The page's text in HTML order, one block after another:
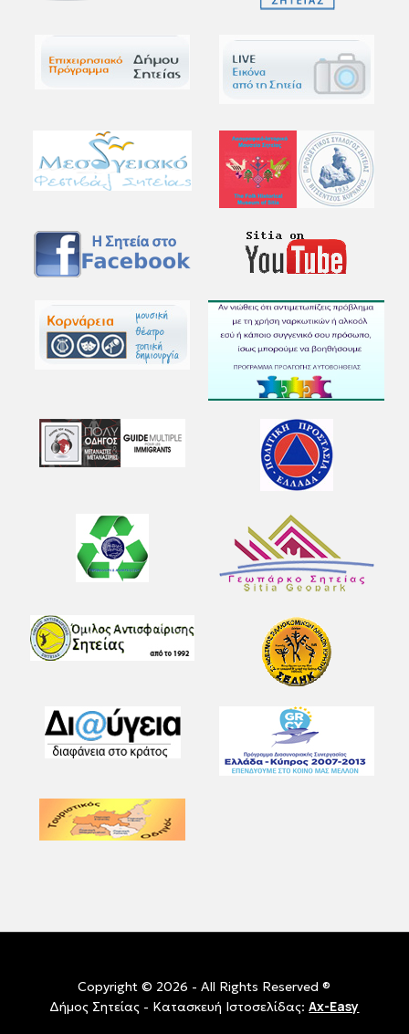
Copyright © 2026 - All Rights Reserved ®
Δήμος Σητείας - Κατασκευή Ιστοσελίδας:Ax-Easy